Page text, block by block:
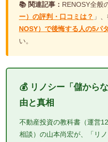
📚 関連記事： RENOSY全般
ー）の評判・口コミは？ 」
NOSY）で後悔する人の5パ
い。
💰 リノシー「儲から
由と真相
不動産投資の教科書（運営
相談）の山本尚宏が、「リ